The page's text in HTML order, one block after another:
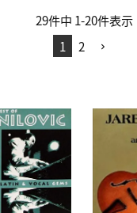
29件中 1-20件表示
1
2